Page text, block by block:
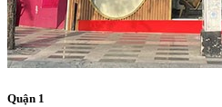
Quận 1